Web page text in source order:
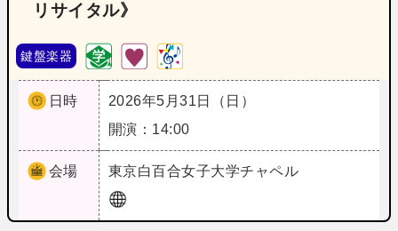
リサイタル》
鍵盤楽器
日時
2026年5月31日（日）
開演：14:00
会場 東京白百合女子大学チャペル